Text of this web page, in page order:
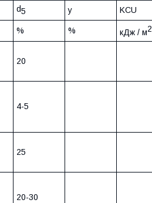
d5 y KCU
% % кДж / м2
20
4-5
25
20-30